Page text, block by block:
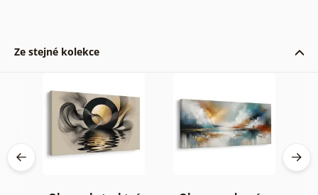
Ze stejné kolekce